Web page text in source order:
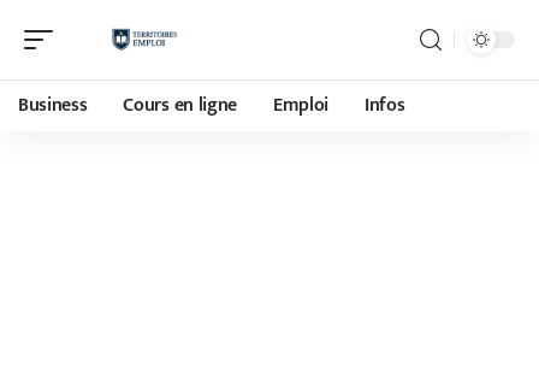
Business Cours en ligne Emploi Infos